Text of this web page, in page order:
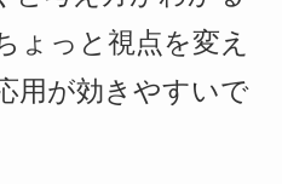
ょっと視点を変え
用が効きやすいで